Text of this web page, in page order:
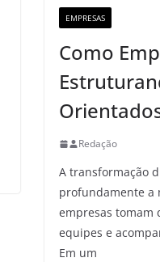
EMPRESAS
Como
Redação
A transformação
profundamente a
empresas tomam
equipes e
Em um